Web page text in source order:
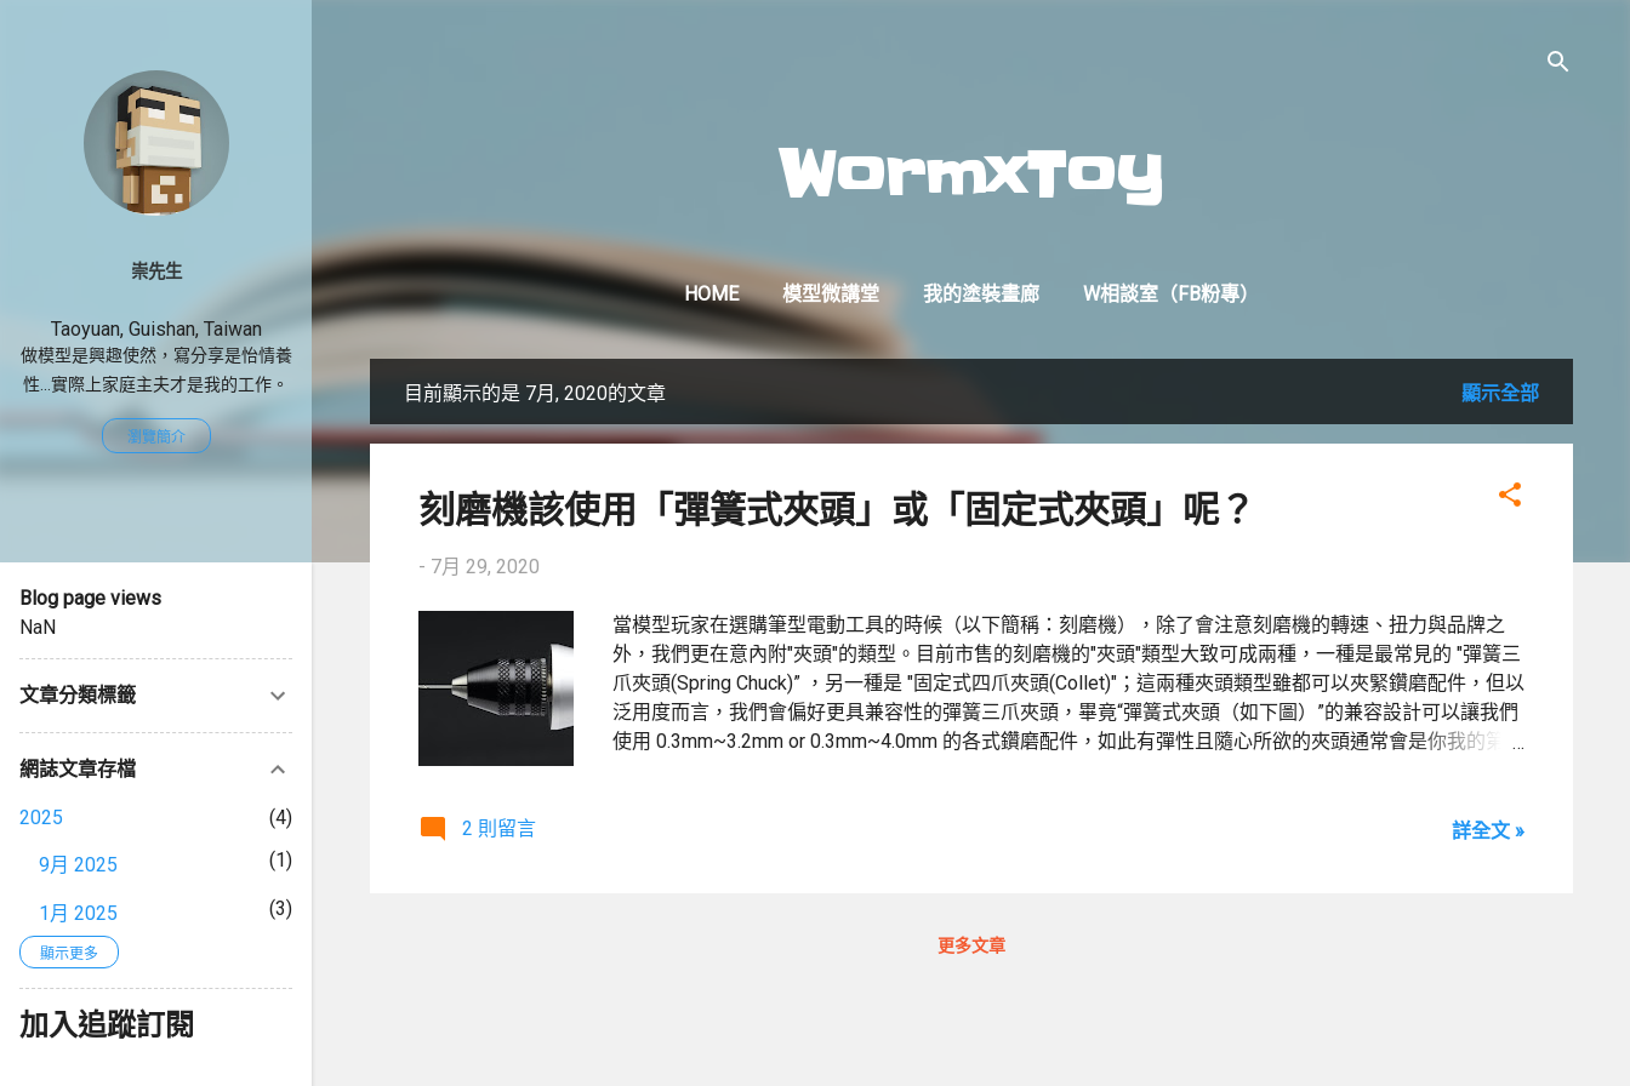
WormxToy
HOME 模型微講堂 我的塗裝畫廊 W相談室（FB粉專）
表
文
目前顯示的是 7月, 2020的文章 顯示全部
刻磨機該使用「彈簧式夾頭」或「固定式夾頭」呢？
- 7月 29, 2020
當模型玩家在選購筆型電動工具的時候（以下簡稱：刻磨機），除了會注意刻磨機的轉速、扭力與品牌之
外，我們更在意內附"夾頭"的類型。目前市售的刻磨機的"夾頭"類型大致可成兩種，一種是最常見的 "彈簧三
爪夾頭(Spring Chuck)” ，另一種是 "固定式四爪夾頭(Collet)"；這兩種夾頭類型雖都可以夾緊鑽磨配件，但以
泛用度而言，我們會偏好更具兼容性的彈簧三爪夾頭，畢竟“彈簧式夾頭（如下圖）”的兼容設計可以讓我們
使用 0.3mm~3.2mm or 0.3mm~4.0mm 的各式鑽磨配件，如此有彈性且隨心所欲的夾頭通常會是你我的第一
2 則留言 詳全文 »
更多文章
崇先生
Taoyuan, Guishan, Taiwan
做模型是興趣使然，寫分享是怡情養
性...實際上家庭主夫才是我的工作。
瀏覽簡介
Blog page views
NaN
文章分類標籤
網誌文章存檔
2025 4
9月 2025 1
1月 2025 3
2024
9月 2024
顯示更多
加入追蹤訂閱